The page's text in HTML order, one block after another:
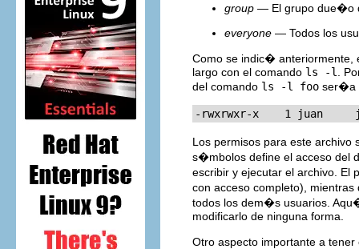
group — El grupo due�o
everyone — Todos los
Como se indic� anteriormente,
largo con el comando ls -l
.
del comando ls -l foo ser�a
-rwxrwxr-x    1 juan
Los permisos para este
s�mbolos define el acceso
escribir y ejecutar el archivo.
con acceso completo),
todos los dem�s usuarios.
modificarlo de ninguna forma.
Otro aspecto importante a